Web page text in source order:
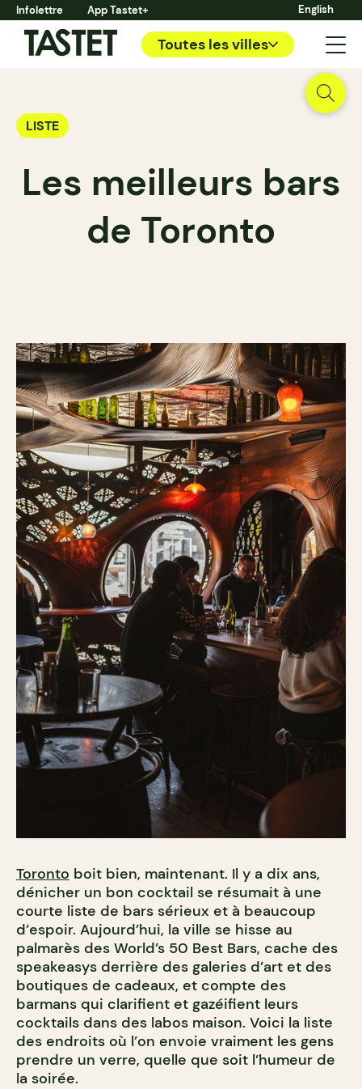
Infolettre App Tastet+ English
Toutes les villes
LISTE
Les meilleurs bars
de Toronto
Toronto boit bien, maintenant. Il y a dix ans,
dénicher un bon cocktail se résumait à une
courte liste de bars sérieux et à beaucoup
d’espoir. Aujourd’hui, la ville se hisse au
palmarès des World’s 50 Best Bars, cache des
speakeasys derrière des galeries d’art et des
boutiques de cadeaux, et compte des
barmans qui clarifient et gazéifient leurs
cocktails dans des labos maison. Voici la liste
des endroits où l’on envoie vraiment les gens
prendre un verre, quelle que soit l’humeur de
la soirée.